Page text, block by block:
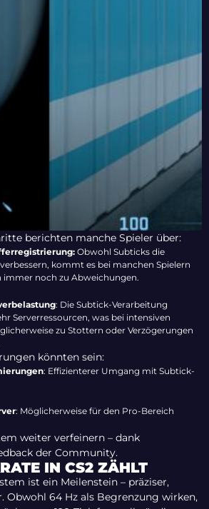
berichten manche Spieler über:
Obwohl Subticks die
kommt es bei manchen Spielern
immer noch zu Abweichungen.
: Die Subtick-Verarbeitung
Serverressourcen, was bei intensiven
zu Stottern oder Verzögerungen
könnten sein:
: Effizienterer Umgang mit Subtick-
: Möglicherweise für den Pro-Bereich
weiter verfeinern – dank
der Community.
IN CS2 ZÄHLT
ist ein Meilenstein – präziser,
Obwohl 64 Hz als Begrenzung wirken,